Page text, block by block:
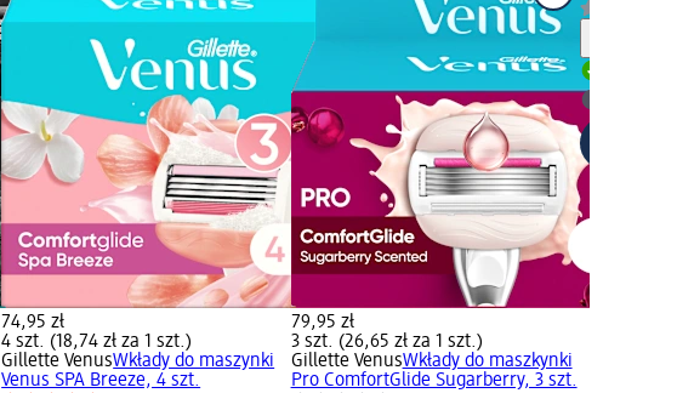
74,95 zł
4 szt. (18,74 zł za 1 szt.)
Gillette VenusWkłady do maszynki
Venus SPA Breeze, 4 szt.
79,95 zł
3 szt. (26,65 zł za 1 szt.)
Gillette VenusWkłady do maszkynki
Pro ComfortGlide Sugarberry, 3 szt.